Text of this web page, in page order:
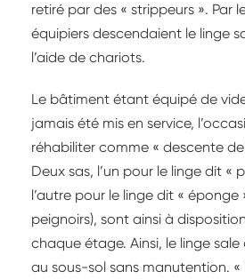
retiré par des « strippeurs ». Par
équipiers descendaient le linge
l’aide de chariots.
Le bâtiment étant équipé de
jamais été mis en service,
réhabiliter comme « descente
Deux sas, l’un pour le linge dit «
l’autre pour le linge dit « éponge
peignoirs), sont ainsi à
chaque étage. Ainsi, le linge
au sous-sol sans manutention. «